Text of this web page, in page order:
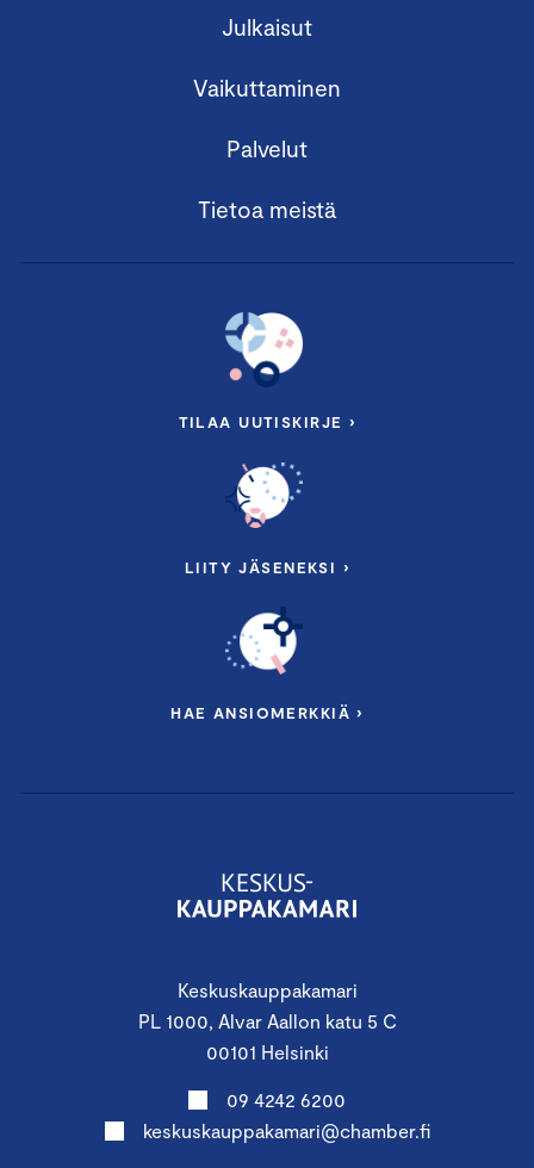
Keskuskauppakamari
PL 1000, Alvar Aallon katu 5 C
00101 Helsinki
09 4242 6200
keskuskauppakamari@chamber.fi
Julkaisut
Vaikuttaminen
Palvelut
Tietoa meistä
TILAA UUTISKIRJE ›
LIITY JÄSENEKSI ›
HAE ANSIOMERKKIÄ ›